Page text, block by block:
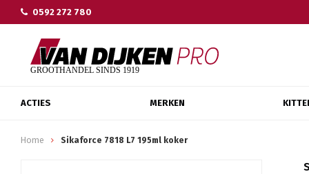
0592 272 780
ACTIES MERKEN
Home Sikaforce 7818 L7 195ml koker